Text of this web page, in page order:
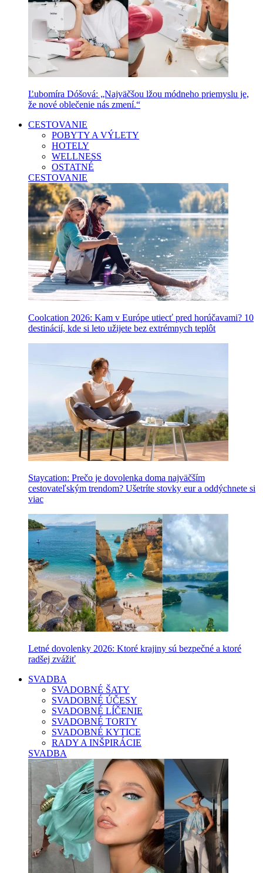
Ľubomíra Dóšová: „Najväčšou lžou módneho priemyslu je,
že nové oblečenie nás zmení.“
CESTOVANIE
POBYTY A VÝLETY
HOTELY
WELLNESS
OSTATNÉ
CESTOVANIE
Coolcation 2026: Kam v Európe utiecť pred horúčavami? 10
destinácií, kde si leto užijete bez extrémnych teplôt
Staycation: Prečo je dovolenka doma najväčším
cestovateľským trendom? Ušetríte stovky eur a oddýchnete si
viac
Letné dovolenky 2026: Ktoré krajiny sú bezpečné a ktoré
radšej zvážiť
SVADBA
SVADOBNÉ ŠATY
SVADOBNÉ ÚČESY
SVADOBNÉ LÍČENIE
SVADOBNÉ TORTY
SVADOBNÉ KYTICE
RADY A INŠPIRÁCIE
SVADBA